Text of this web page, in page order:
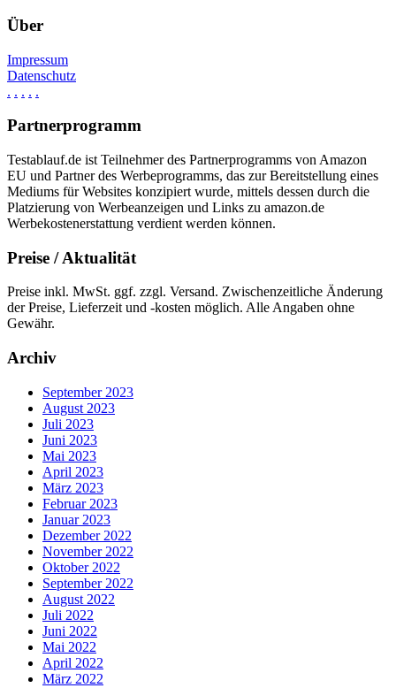
Über
Impressum
Datenschutz
. . . . .
Partnerprogramm
Testablauf.de ist Teilnehmer des Partnerprogramms von Amazon
EU und Partner des Werbeprogramms, das zur Bereitstellung eines
Mediums für Websites konzipiert wurde, mittels dessen durch die
Platzierung von Werbeanzeigen und Links zu amazon.de
Werbekostenerstattung verdient werden können.
Preise / Aktualität
Preise inkl. MwSt. ggf. zzgl. Versand. Zwischenzeitliche Änderung
der Preise, Lieferzeit und -kosten möglich. Alle Angaben ohne
Gewähr.
Archiv
September 2023
August 2023
Juli 2023
Juni 2023
Mai 2023
April 2023
März 2023
Februar 2023
Januar 2023
Dezember 2022
November 2022
Oktober 2022
September 2022
August 2022
Juli 2022
Juni 2022
Mai 2022
April 2022
März 2022